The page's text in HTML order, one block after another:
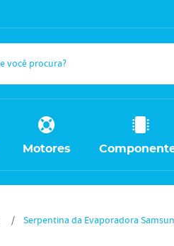
Motores
Serpentina da Evaporadora